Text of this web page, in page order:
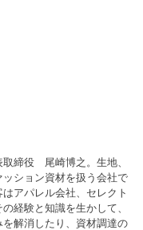
締役 尾崎博之。生地、
ション資材を扱う会社で
アパレル会社、セレクト
経験と知識を生かして、
解消したり、資材調達の